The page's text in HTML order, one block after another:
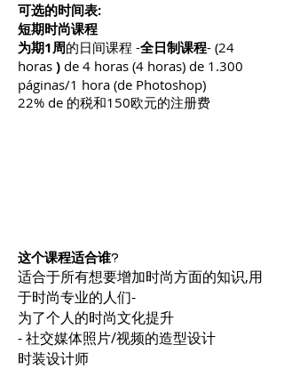
可选的时间表:
短期时尚课程
为期1周的日间课程 -全日制课程- (24
horas ) de 4 horas (4 horas) de 1.300
páginas/1 hora (de Photoshop)
22% de 的税和150欧元的注册费
这个课程适合谁?
适合于所有想要增加时尚方面的知识,用
于时尚专业的人们-
为了个人的时尚文化提升
- 社交媒体照片/视频的造型设计
时装设计师